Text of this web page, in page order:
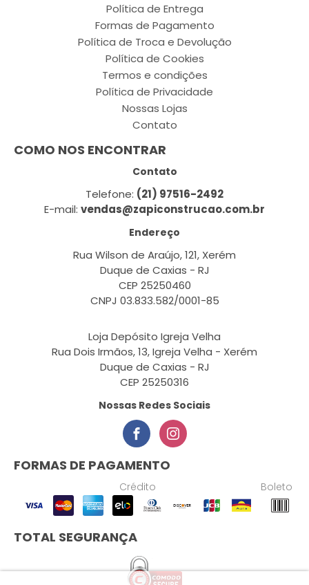
Política de Entrega
Formas de Pagamento
Política de Troca e Devolução
Política de Cookies
Termos e condições
Política de Privacidade
Nossas Lojas
Contato
COMO NOS ENCONTRAR
Contato
Telefone: (21) 97516-2492
E-mail: vendas@zapiconstrucao.com.br
Endereço
Rua Wilson de Araújo, 121, Xerém
Duque de Caxias - RJ
CEP 25250460
CNPJ 03.833.582/0001-85
Loja Depósito Igreja Velha
Rua Dois Irmãos, 13, Igreja Velha - Xerém
Duque de Caxias - RJ
CEP 25250316
Nossas Redes Sociais
FORMAS DE PAGAMENTO
Crédito Boleto
TOTAL SEGURANÇA